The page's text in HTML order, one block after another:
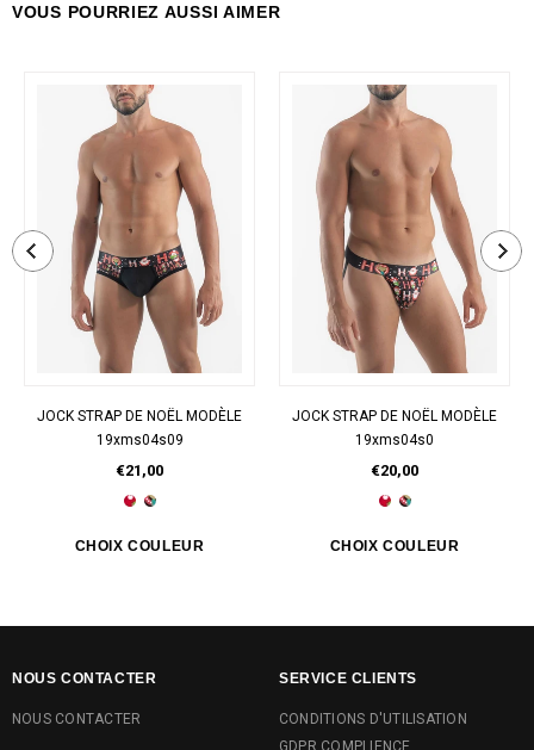
VOUS POURRIEZ AUSSI AIMER
JOCK STRAP DE NOËL MODÈLE
19xms04s09
€21,00
JOCK STRAP DE NOËL MODÈLE
19xms04s0
€20,00
NOUS CONTACTER
NOUS CONTACTER
SERVICE CLIENTS
CONDITIONS D'UTILISATION
GDPR COMPLIENCE